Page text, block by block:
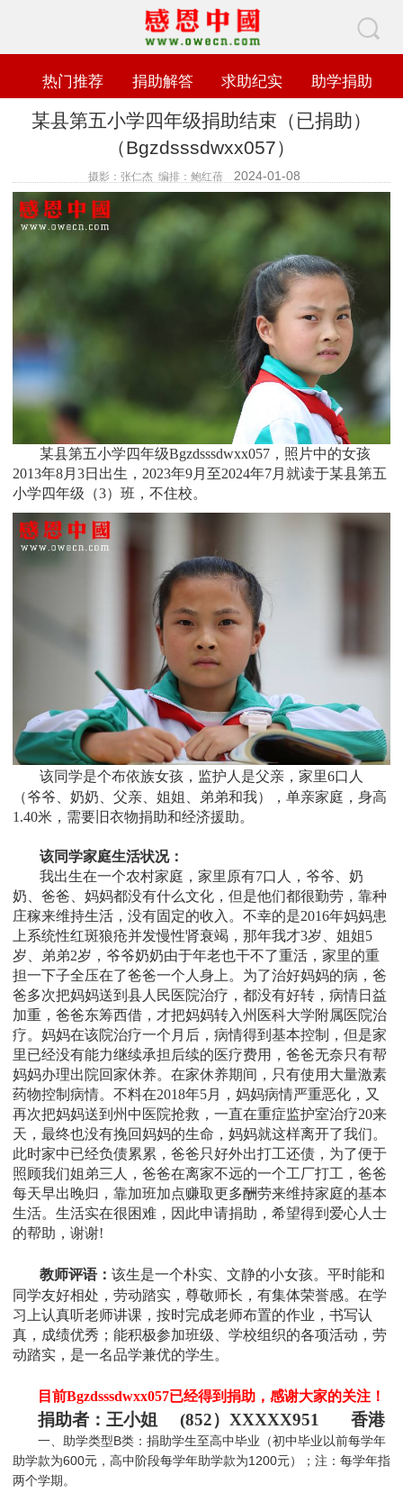
热门推荐 捐助解答 求助纪实 助学捐助
某县第五小学四年级捐助结束（已捐助）
（Bgzdsssdwxx057）
摄影：张仁杰 编排：鲍红蓓 2024-01-08
查看数
某县第五小学四年级Bgzdsssdwxx057，照片中的女孩
2013年8月3日 出生，2023年9月至2024年7月 就读于某县第五
小学四年级 （3）班 ，不住校。
该同学是个布依族女孩，监护人是父亲，家里6口人
（爷爷、奶奶、父亲、姐姐、弟弟和我），单亲家庭，身高
1.40米，需要旧衣物捐助和经济援助。
该同学家庭生活状况：
我出生在一个农村家庭，家里原有7口人，爷爷、奶
奶、爸爸、妈妈都没有什么文化，但是他们都很勤劳，靠种
庄稼来维持生活，没有固定的收入。不幸的是2016年妈妈患
上系统性红斑狼疮并发慢性肾衰竭，那年我才3岁、姐姐5
岁、弟弟2岁，爷爷奶奶由于年老也干不了重活，家里的重
担一下子全压在了爸爸一个人身上。为了治好妈妈的病，爸
爸多次把妈妈送到县人民医院治疗，都没有好转，病情日益
加重，爸爸东筹西借，才把妈妈转入州医科大学附属医院治
疗。妈妈在该院治疗一个月后，病情得到基本控制，但是家
里已经没有能力继续承担后续的医疗费用，爸爸无奈只有帮
妈妈办理出院回家休养。在家休养期间，只有使用大量激素
药物控制病情。不料在2018年5月，妈妈病情严重恶化，又
再次把妈妈送到州中医院抢救，一直在重症监护室治疗20来
天，最终也没有挽回妈妈的生命，妈妈就这样离开了我们。
此时家中已经负债累累，爸爸只好外出打工还债，为了便于
照顾我们姐弟三人，爸爸在离家不远的一个工厂打工，爸爸
每天早出晚归，靠加班加点赚取更多酬劳来维持家庭的基本
生活。生活实在很困难，因此申请捐助，希望得到爱心人士
的帮助，谢谢!
教师评语： 该生是一个朴实、文静的小女孩。平时能和
同学友好相处，劳动踏实，尊敬师长，有集体荣誉感。在学
习上认真听老师讲课，按时完成老师布置的作业，书写认
真，成绩优秀；能积极参加班级、学校组织的各项活动，劳
动踏实，是一名品学兼优的学生。
目前Bgzdsssdwxx057已经得到捐助，感谢大家的关注！
捐助者： 王小姐 (852）XXXXX951 香港
一、助学类型B类：捐助学生至高中毕业（初中毕业以前每学年
助学款为600元，高中阶段每学年助学款为1200元）；注：每学年指
两个学期。